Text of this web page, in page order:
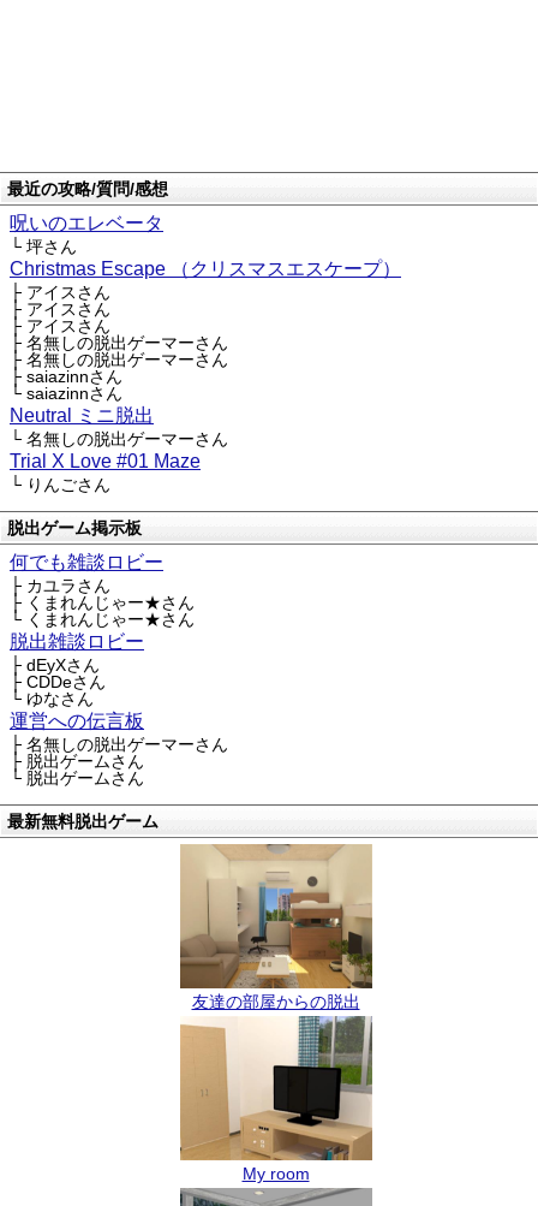
最近の攻略/質問/感想
呪いのエレベータ
└ 坪さん
Christmas Escape （クリスマスエスケープ）
├ アイスさん
├ アイスさん
├ アイスさん
├ 名無しの脱出ゲーマーさん
├ 名無しの脱出ゲーマーさん
├ saiazinnさん
└ saiazinnさん
Neutral ミニ脱出
└ 名無しの脱出ゲーマーさん
Trial X Love #01 Maze
└ りんごさん
脱出ゲーム掲示板
何でも雑談ロビー
├ カユラさん
├ くまれんじゃー★さん
└ くまれんじゃー★さん
脱出雑談ロビー
├ dEyXさん
├ CDDeさん
└ ゆなさん
運営への伝言板
├ 名無しの脱出ゲーマーさん
├ 脱出ゲームさん
└ 脱出ゲームさん
最新無料脱出ゲーム
友達の部屋からの脱出
My room